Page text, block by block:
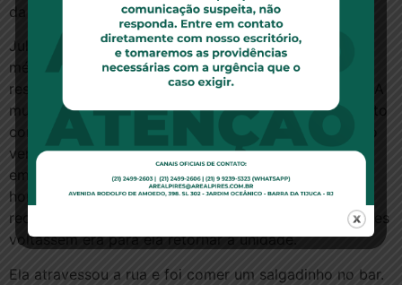
da falta de estrutura?
Julguei recentemente um caso em que inocentei o
médico. Não se pode cobrar do médico a
responsabilidade pela melhoria do sistema de saúde. A
mulher chegou em uma unidade de pronto atendimento
com dores lombares, e a recepcionista deu um cartão
verde, indicando que não tinha urgência e nem
emergência. A paciente esperou do meio-dia às 15
horas para ser atendida e o médico examinou e
receitou um analgésico, recomendando que se as dores
voltassem era para ela retornar à unidade.
Ela atravessou a rua e foi comer um salgadinho no bar.